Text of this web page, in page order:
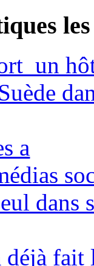
un
a
dans
déjà